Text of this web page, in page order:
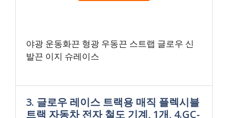
야광 운동화끈 형광 우동끈 스트랩 글로우 신
발끈 이지 슈레이스
3. 글로우 레이스 트랙용 매직 플렉시블
트랙 자동차 전자 철도 기계, 1개, 4.GC-